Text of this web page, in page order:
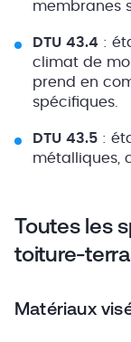
membranes
DTU 43.4 :
climat de
prend en
spécifiques.
DTU 43.5 :
métalliques,
Toutes les
toiture-
Matériaux